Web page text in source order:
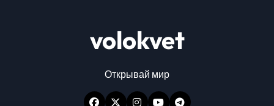
volokvet
Открывай мир